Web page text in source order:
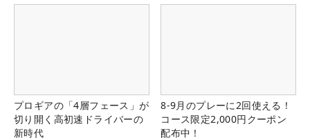
プロギアの「4層フェース」が
切り開く高初速ドライバーの
新時代
8-9月のプレーに2回使える！
コース限定2,000円クーポン
配布中！